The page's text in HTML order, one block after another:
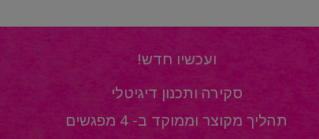
ועכשיו חדש!
סקירה ותכנון דיגיטלי
תהליך מקוצר וממוקד ב- 4 מפגשים